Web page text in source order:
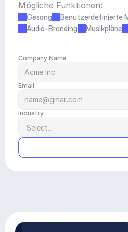
Mögliche Funktionen:
Gesang
Benutzerdefinierte
Audio-Branding
Musikpläne
Company Name
Email
Industry